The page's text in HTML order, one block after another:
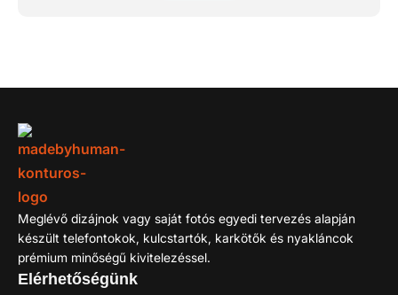
Meglévő dizájnok vagy saját fotós egyedi tervezés alapján
készült telefontokok, kulcstartók, karkötők és nyakláncok
prémium minőségű kivitelezéssel.
Elérhetőségünk